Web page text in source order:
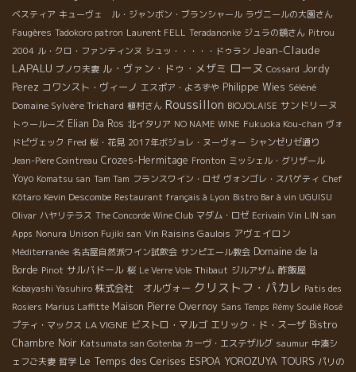
ベスティア キューヴェ ル・ジャンボン・ブランシャール ラヴニールの大園さん
Faugères Tadokoro patron Laurent FELL Teradanonke ジュラの鏡さん Pitrou
2004 ル・クロ・ファンティンヌ シュッ・・・・・ドゥラン Jean-Claude
LAPALU ブノワ夫妻 ル・ヴァン・ドゥ・メザミ ローヌ Cossard Jordy
Perez コワンスト・ヴィーノ エスポア・よろずや Philippe Wies Séléné
Domaine Sylvère Trichard 植村さん Roussillon BIOJOLAISE サンドリーヌ
トゥールーズ Elian Da Ros 北イタリア NO NAME WINE Fukuoka Kou-chan ヴォ
ドピヴェック Fred 桜・花見 2017年ボジョレ・ヌーヴォー シャンゼリゼ通り
Jean-Piere Cointreau Crozes-Hermitage Fronton ミッシェル・グリザール
Yoyo Komatsu san Tam Tam フランスワイン・ロゼ ヴォンゴレ・スパゲティ Chef
Kôtaro Kevin Descombe Restaurant français à Lyon Bistro Bar à vin UGUISU
Olivar ハヤリテラス The Concorde Wine Club マダム・ロゼ Ecrivain Vin LIN san
Apps Nonura Unison Fujiki san Vin Raisins Gaulois アヴェイロン
Méditerranée 名古屋自然派ワイン試飲会 サンピエール教会 Domaine de la
Borde Pinot サルバドール 桜 Le Verre Vole Thibaut ジルアザム 酢飯屋
Kobayashi Yasuhiro 株式会社 オルヴォー クリストフ・パカレ Patis des
Rosiers Marius Laffitte Maison Pierre Overnoy Sans Temps Rémy Soulié Rosé
プティ・マックス LA VIGNE ビストロ・マルゴ エリック・ド・スーザ Bistro
Chambre Noir Katsumata san Gotenba カーヴ・エステザルグ saumur 中湊シ
ェフご夫妻 哲学 Le Temps des Cerises ESPOA YOROZUYA TOURS パリの